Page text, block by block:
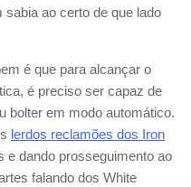
ao certo de que lado
é que para alcançar o
é preciso ser capaz de
bolter em modo automático.
lerdos reclamões dos Iron
e dando prosseguimento ao
falando dos White